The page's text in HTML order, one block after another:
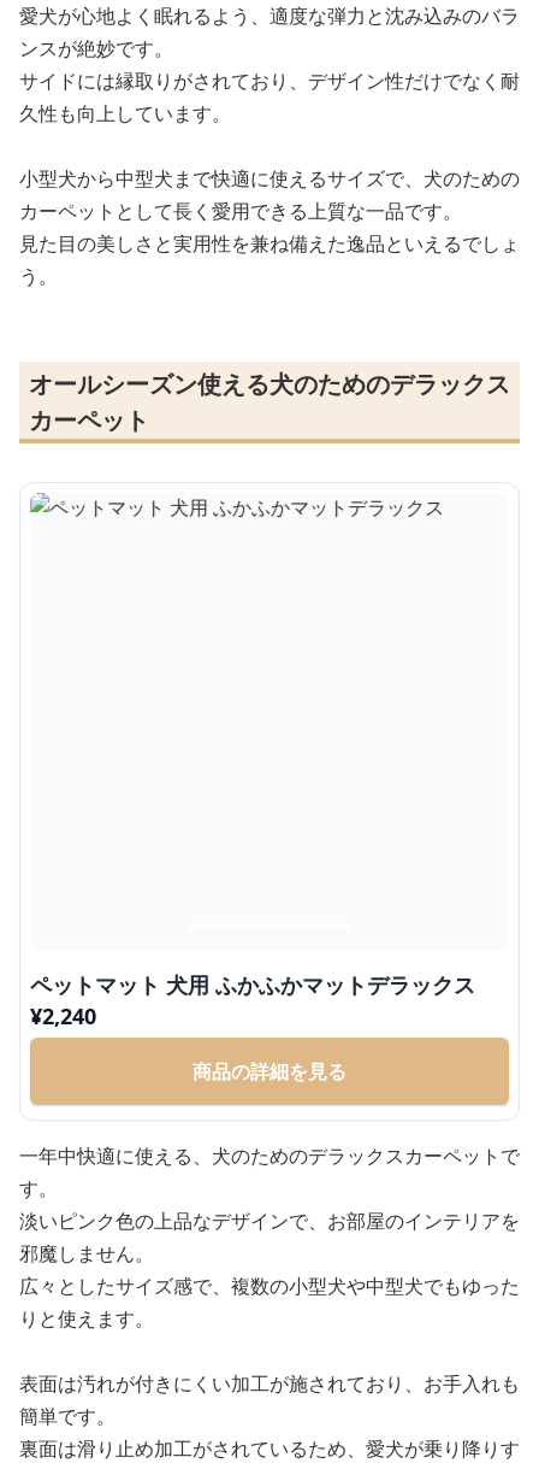
愛犬が心地よく眠れるよう、適度な弾力と沈み込みのバラ
ンスが絶妙です。
サイドには縁取りがされており、デザイン性だけでなく耐
久性も向上しています。
小型犬から中型犬まで快適に使えるサイズで、犬のための
カーペットとして長く愛用できる上質な一品です。
見た目の美しさと実用性を兼ね備えた逸品といえるでしょ
う。
オールシーズン使える犬のためのデラックス
カーペット
ペットマット 犬用 ふかふかマットデラックス
¥2,240
商品の詳細を見る
一年中快適に使える、犬のためのデラックスカーペットで
す。
淡いピンク色の上品なデザインで、お部屋のインテリアを
邪魔しません。
広々としたサイズ感で、複数の小型犬や中型犬でもゆった
りと使えます。
表面は汚れが付きにくい加工が施されており、お手入れも
簡単です。
裏面は滑り止め加工がされているため、愛犬が乗り降りす